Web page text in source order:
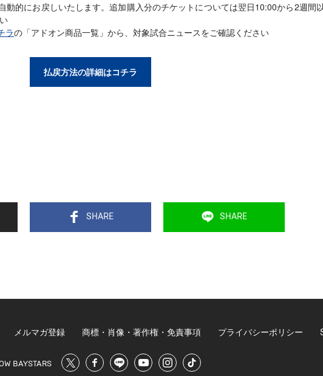
動的にお戻しいたします。追加購入分のチケットについては翌日10:00から2週間
ラの「アドオン商品一覧」から、対象試合ニュースをご確認ください
払戻方法の詳細はコチラ
SHARE SHARE
メルマガ登録 商標・肖像・著作権・免責事項 プライバシーポリシー
BAYSTARS